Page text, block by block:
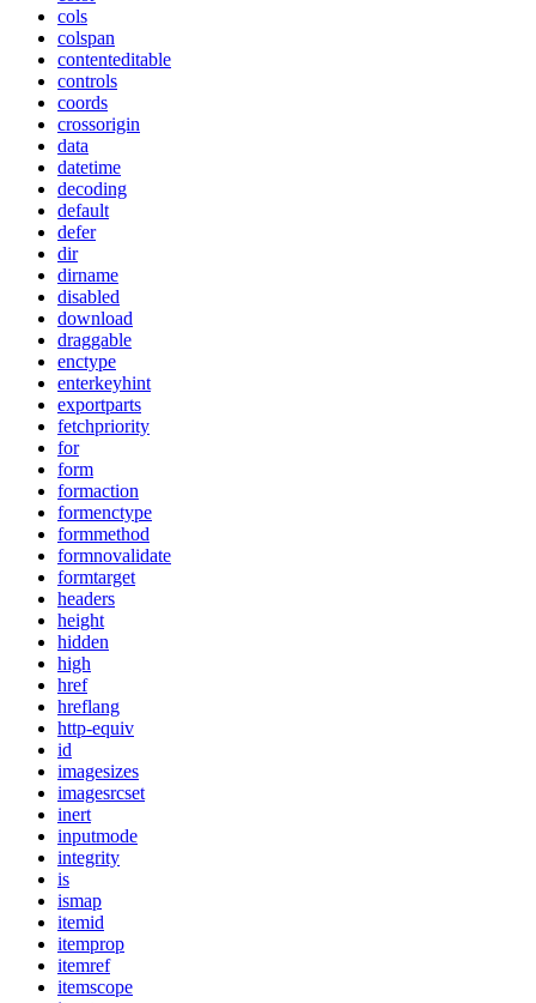
cols
colspan
contenteditable
controls
coords
crossorigin
data
datetime
decoding
default
defer
dir
dirname
disabled
download
draggable
enctype
enterkeyhint
exportparts
fetchpriority
for
form
formaction
formenctype
formmethod
formnovalidate
formtarget
headers
height
hidden
high
href
hreflang
http-equiv
id
imagesizes
imagesrcset
inert
inputmode
integrity
is
ismap
itemid
itemprop
itemref
itemscope